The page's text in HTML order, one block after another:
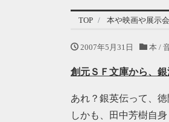
TOP 本や映画や展示会
2007年5月31日 本 /
創元ＳＦ文庫から、
あれ？銀英伝って、
しかも、田中芳樹自身